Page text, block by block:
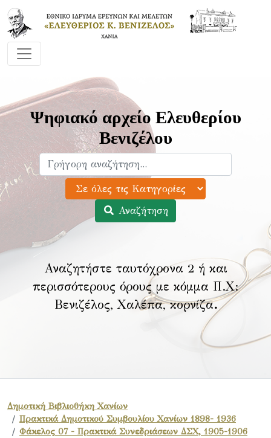
Ψηφιακό αρχείο Ελευθερίου
Βενιζέλου
Αναζήτηση
Αναζητήστε ταυτόχρονα 2 ή και
περισσότερους όρους με κόμμα Π.Χ:
Βενιζέλος, Χαλέπα, κορνίζα.
Δημοτική Βιβλιοθήκη Χανίων
Πρακτικά Δημοτικού Συμβουλίου Χανίων 1898- 1936
Φάκελος 07 - Πρακτικά Συνεδριάσεων ΔΣΧ, 1905-1906